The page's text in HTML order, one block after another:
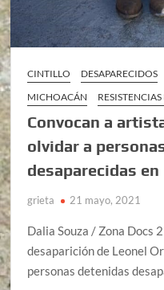
CINTILLO DESAPARECIDOS
MICHOACÁN
Convocan a
olvidar a
desaparecidas
grieta 21 mayo, 2021
Dalia Souza / Zona Docs
desaparición de Leonel
personas detenidas